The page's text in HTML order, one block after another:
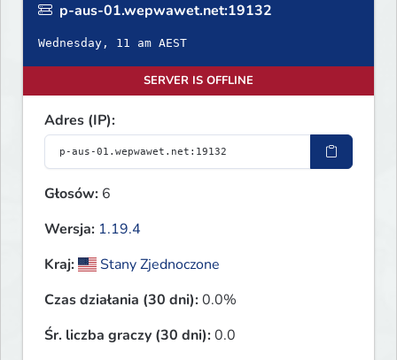
p-aus-01.wepwawet.net:19132
Wednesday, 11 am AEST
SERVER IS OFFLINE
Adres (IP):
Głosów: 6
Wersja: 1.19.4
Kraj:
Stany Zjednoczone
Czas działania (30 dni):0.0%
Śr. liczba graczy (30 dni):0.0